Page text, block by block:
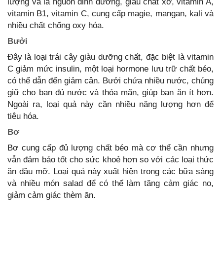
lượng và là nguồn dinh dưỡng, giàu chất xơ, vitamin A,
vitamin B1, vitamin C, cung cấp magie, mangan, kali và
nhiều chất chống oxy hóa.
Bưởi
Đây là loại trái cây giàu dưỡng chất, đặc biệt là vitamin
C giảm mức insulin, một loại hormone lưu trữ chất béo,
có thể dẫn đến giảm cân. Bưởi chứa nhiều nước, chúng
giữ cho bạn đủ nước và thỏa mãn, giúp bạn ăn ít hơn.
Ngoài ra, loại quả này cần nhiều năng lượng hơn để
tiêu hóa.
Bơ
Bơ cung cấp đủ lượng chất béo mà cơ thể cần nhưng
vẫn đảm bảo tốt cho sức khoẻ hơn so với các loại thức
ăn dầu mỡ. Loại quả này xuất hiện trong các bữa sáng
và nhiều món salad để có thể làm tăng cảm giác no,
giảm cảm giác thèm ăn.